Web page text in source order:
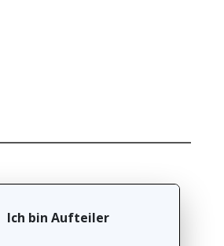
Ich bin Aufteiler